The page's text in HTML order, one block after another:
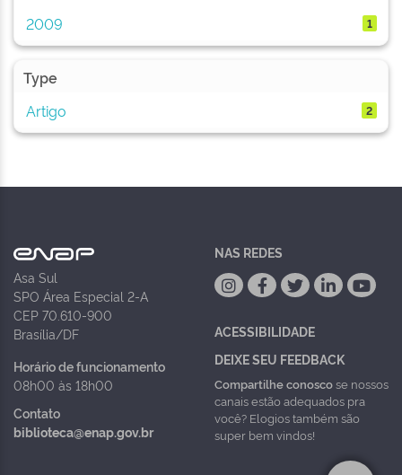
2009 1
Type
Artigo
2
Asa Sul
SPO Área Especial 2-A
CEP 70.610-900
Brasília/DF
Horário de funcionamento
08h00 às 18h00
Contato
biblioteca@enap.gov.br
NAS REDES
ACESSIBILIDADE
DEIXE SEU FEEDBACK
Compartilhe conoscose nossos
canais estão adequados pra
você? Elogios também são
super bem vindos!